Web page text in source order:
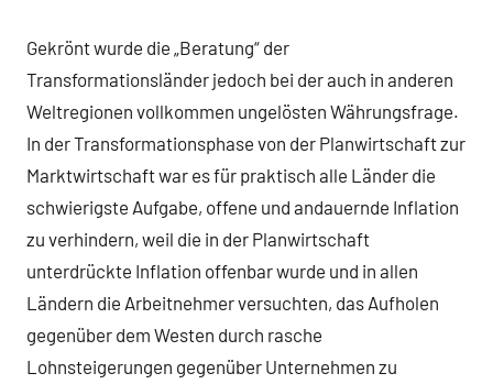
Gekrönt wurde die „Beratung“ der
Transformationsländer jedoch bei der auch in anderen
Weltregionen vollkommen ungelösten Währungsfrage.
In der Transformationsphase von der Planwirtschaft zur
Marktwirtschaft war es für praktisch alle Länder die
schwierigste Aufgabe, offene und andauernde Inflation
zu verhindern, weil die in der Planwirtschaft
unterdrückte Inflation offenbar wurde und in allen
Ländern die Arbeitnehmer versuchten, das Aufholen
gegenüber dem Westen durch rasche
Lohnsteigerungen gegenüber Unternehmen zu